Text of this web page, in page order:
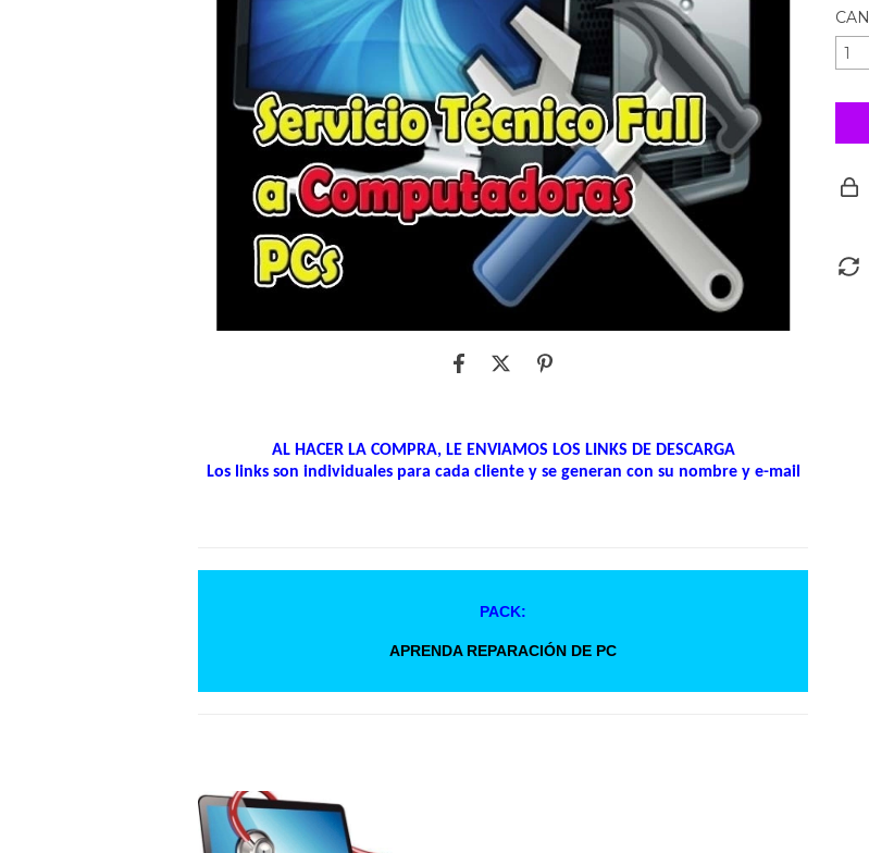
AL HACER LA COMPRA, LE ENVIAMOS LOS LINKS DE DESCARGA
Los links son individuales para cada cliente y se generan con su nombre y e-mail
PACK:
APRENDA REPARACIÓN DE PC